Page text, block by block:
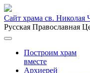
Сайт храма св. Николая
Русская Православная
Построим храм
вместе
Архиерей